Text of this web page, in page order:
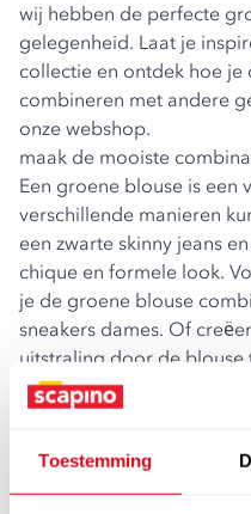
Toestemming
wij hebben de perfecte
gelegenheid. Laat je
collectie en ontdek hoe je
combineren met andere
onze webshop.
maak de mooiste
Een groene blouse is
verschillende manieren
een zwarte skinny jeans en
chique en formele look.
je de groene blouse
sneakers dames. Of
uitstraling door de blouse
haksandalen. Bekijk alle
damesschoenen
Bij Scapino geloven we
hoeft te zijn. Daarom